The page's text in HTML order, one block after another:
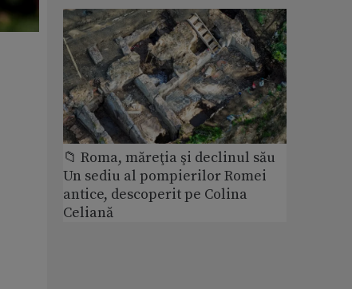
📁 Roma, măreţia şi declinul său
Un sediu al pompierilor Romei
antice, descoperit pe Colina
Celiană